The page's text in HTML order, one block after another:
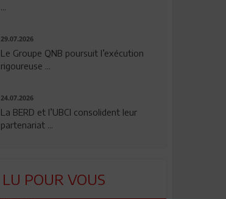
...
29.07.2026
Le Groupe QNB poursuit l’exécution
rigoureuse ...
24.07.2026
La BERD et l’UBCI consolident leur
partenariat ...
LU POUR VOUS